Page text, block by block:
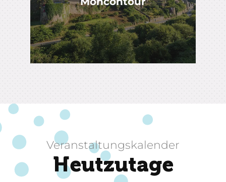
Veranstaltungskalender
Heutzutage